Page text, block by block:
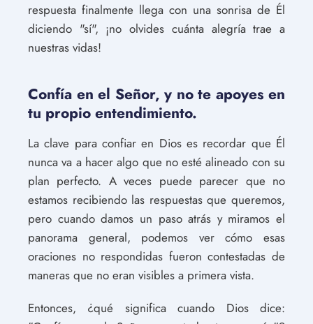
respuesta finalmente llega con una sonrisa de Él
diciendo "sí", ¡no olvides cuánta alegría trae a
nuestras vidas!
Confía en el Señor, y no te apoyes en
tu propio entendimiento.
La clave para confiar en Dios es recordar que Él
nunca va a hacer algo que no esté alineado con su
plan perfecto. A veces puede parecer que no
estamos recibiendo las respuestas que queremos,
pero cuando damos un paso atrás y miramos el
panorama general, podemos ver cómo esas
oraciones no respondidas fueron contestadas de
maneras que no eran visibles a primera vista.
Entonces, ¿qué significa cuando Dios dice: